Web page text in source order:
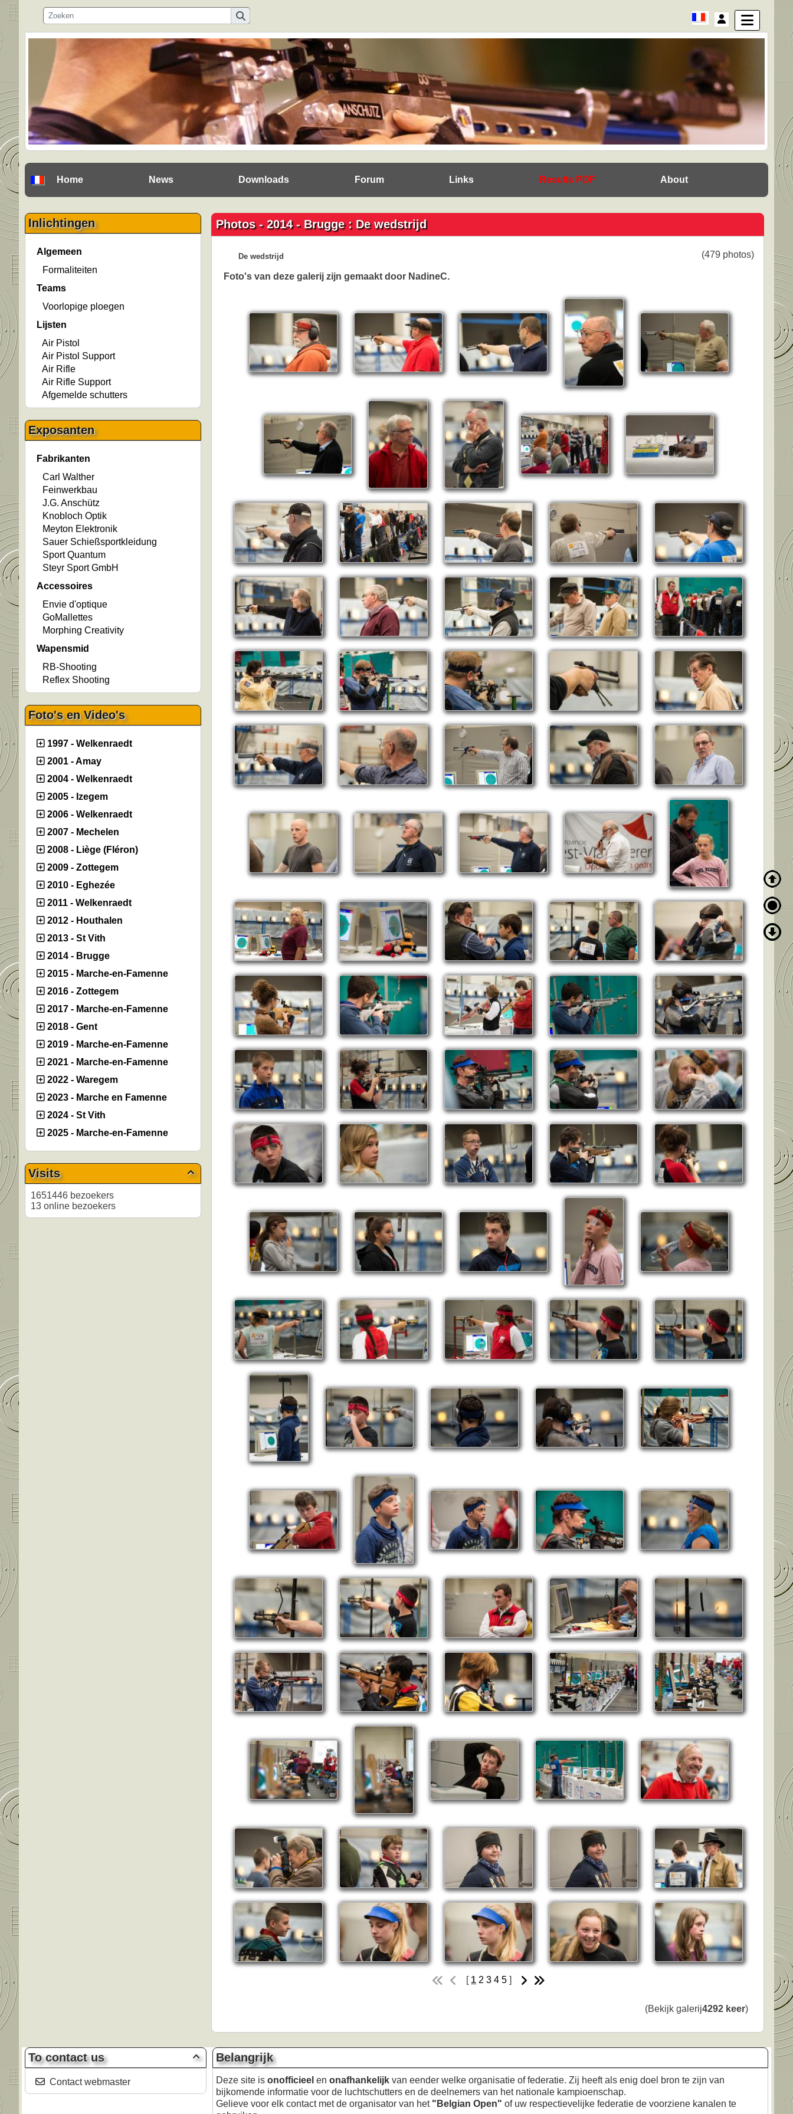
Home News Downloads Forum Links Results PDF About
Inlichtingen
Algemeen
Formaliteiten
Teams
Voorlopige ploegen
Lijsten
Air Pistol
Air Pistol Support
Air Rifle
Air Rifle Support
Afgemelde schutters
Exposanten
Fabrikanten
Carl Walther
Feinwerkbau
J.G. Anschütz
Knobloch Optik
Meyton Elektronik
Sauer Schießsportkleidung
Sport Quantum
Steyr Sport GmbH
Accessoires
Envie d'optique
GoMallettes
Morphing Creativity
Wapensmid
RB-Shooting
Reflex Shooting
Foto's en Video's
1997 - Welkenraedt
2001 - Amay
2004 - Welkenraedt
2005 - Izegem
2006 - Welkenraedt
2007 - Mechelen
2008 - Liège (Fléron)
2009 - Zottegem
2010 - Eghezée
2011 - Welkenraedt
2012 - Houthalen
2013 - St Vith
2014 - Brugge
2015 - Marche-en-Famenne
2016 - Zottegem
2017 - Marche-en-Famenne
2018 - Gent
2019 - Marche-en-Famenne
2021 - Marche-en-Famenne
2022 - Waregem
2023 - Marche en Famenne
2024 - St Vith
2025 - Marche-en-Famenne

Visits
1651446 bezoekers
13 online bezoekers
Photos - 2014 - Brugge : De wedstrijd
De wedstrijd (479 photos)
Foto's van deze galerij zijn gemaakt door NadineC.
[ 1 2 3 4 5 ]
(Bekijk galerij4292 keer)

To contact us
Contact webmaster
Belangrijk
Deze site is onofficieel en onafhankelijkvan eender welke organisatie of federatie. Zij heeft als enig doel bron te zijn van
bijkomende informatie voor de luchtschutters en de deelnemers van het nationale kampioenschap.
Gelieve voor elk contact met de organisator van het  "Belgian Open"  of uw respectievelijke federatie de voorziene kanalen te